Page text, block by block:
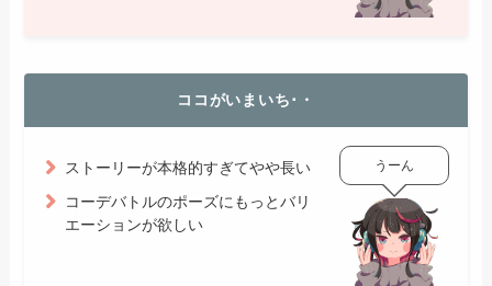
ココがいまいち･・
ストーリーが本格的すぎてやや長い
コーデバトルのポーズにもっとバリ
エーションが欲しい
うーん